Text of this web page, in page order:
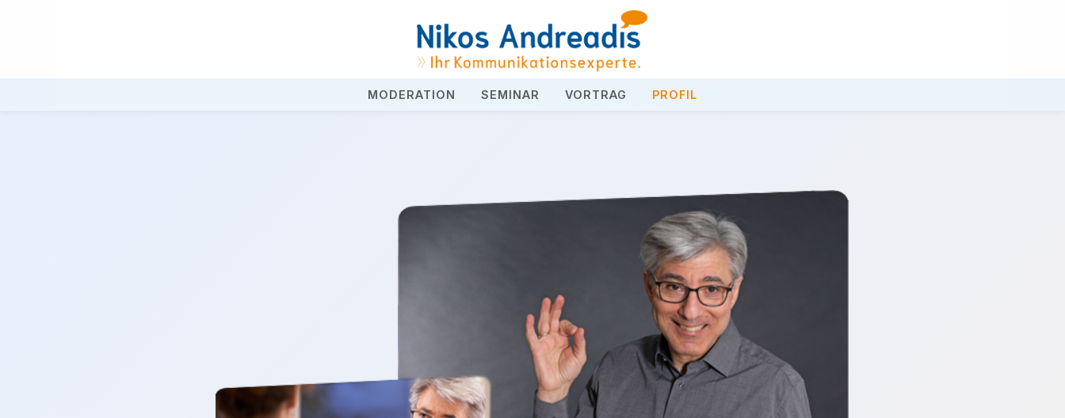
MODERATION SEMINAR VORTRAG PROFIL